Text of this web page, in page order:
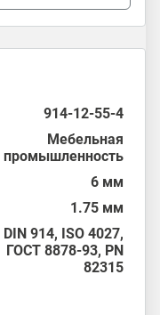
914-12-55-4
Мебельная
промышленность
6 мм
1.75 мм
DIN 914, ISO 4027,
ГОСТ 8878-93, PN
82315